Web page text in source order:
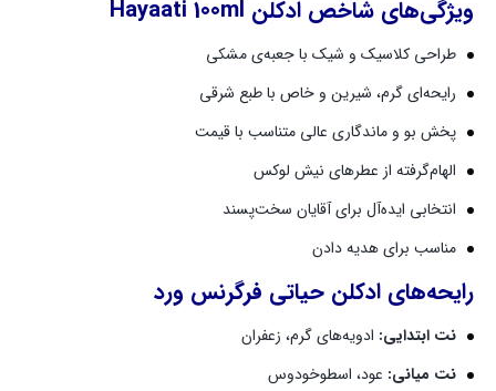
ویژگی‌های شاخص ادکلن Hayaati 100ml
طراحی کلاسیک و شیک با جعبه‌ی مشکی
رایحه‌ای گرم، شیرین و خاص با طبع شرقی
پخش بو و ماندگاری عالی متناسب با قیمت
الهام‌گرفته از عطرهای نیش لوکس
انتخابی ایده‌آل برای آقایان سخت‌پسند
مناسب برای هدیه دادن
رایحه‌های ادکلن حیاتی فرگرنس ورد
نت ابتدایی: ادویه‌های گرم، زعفران
نت میانی: عود، اسطوخودوس